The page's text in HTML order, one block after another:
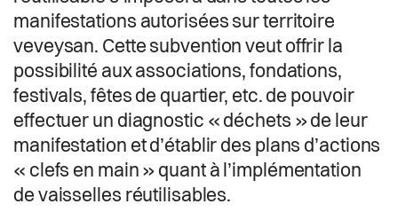
Actualités
Pilier public
Règlements
manifestations autorisées sur territoire
veveysan. Cette subvention veut offrir la
possibilité aux associations, fondations,
festivals, fêtes de quartier, etc. de pouvoir
effectuer un diagnostic « déchets » de leur
manifestation et d’établir des plans d’actions
« clefs en main » quant à l’implémentation
de vaisselles réutilisables.